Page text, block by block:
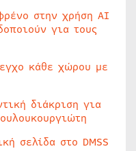
στην χρήση AI
για τους
κάθε χώρου με
διάκριση για
σελίδα στο DMSS